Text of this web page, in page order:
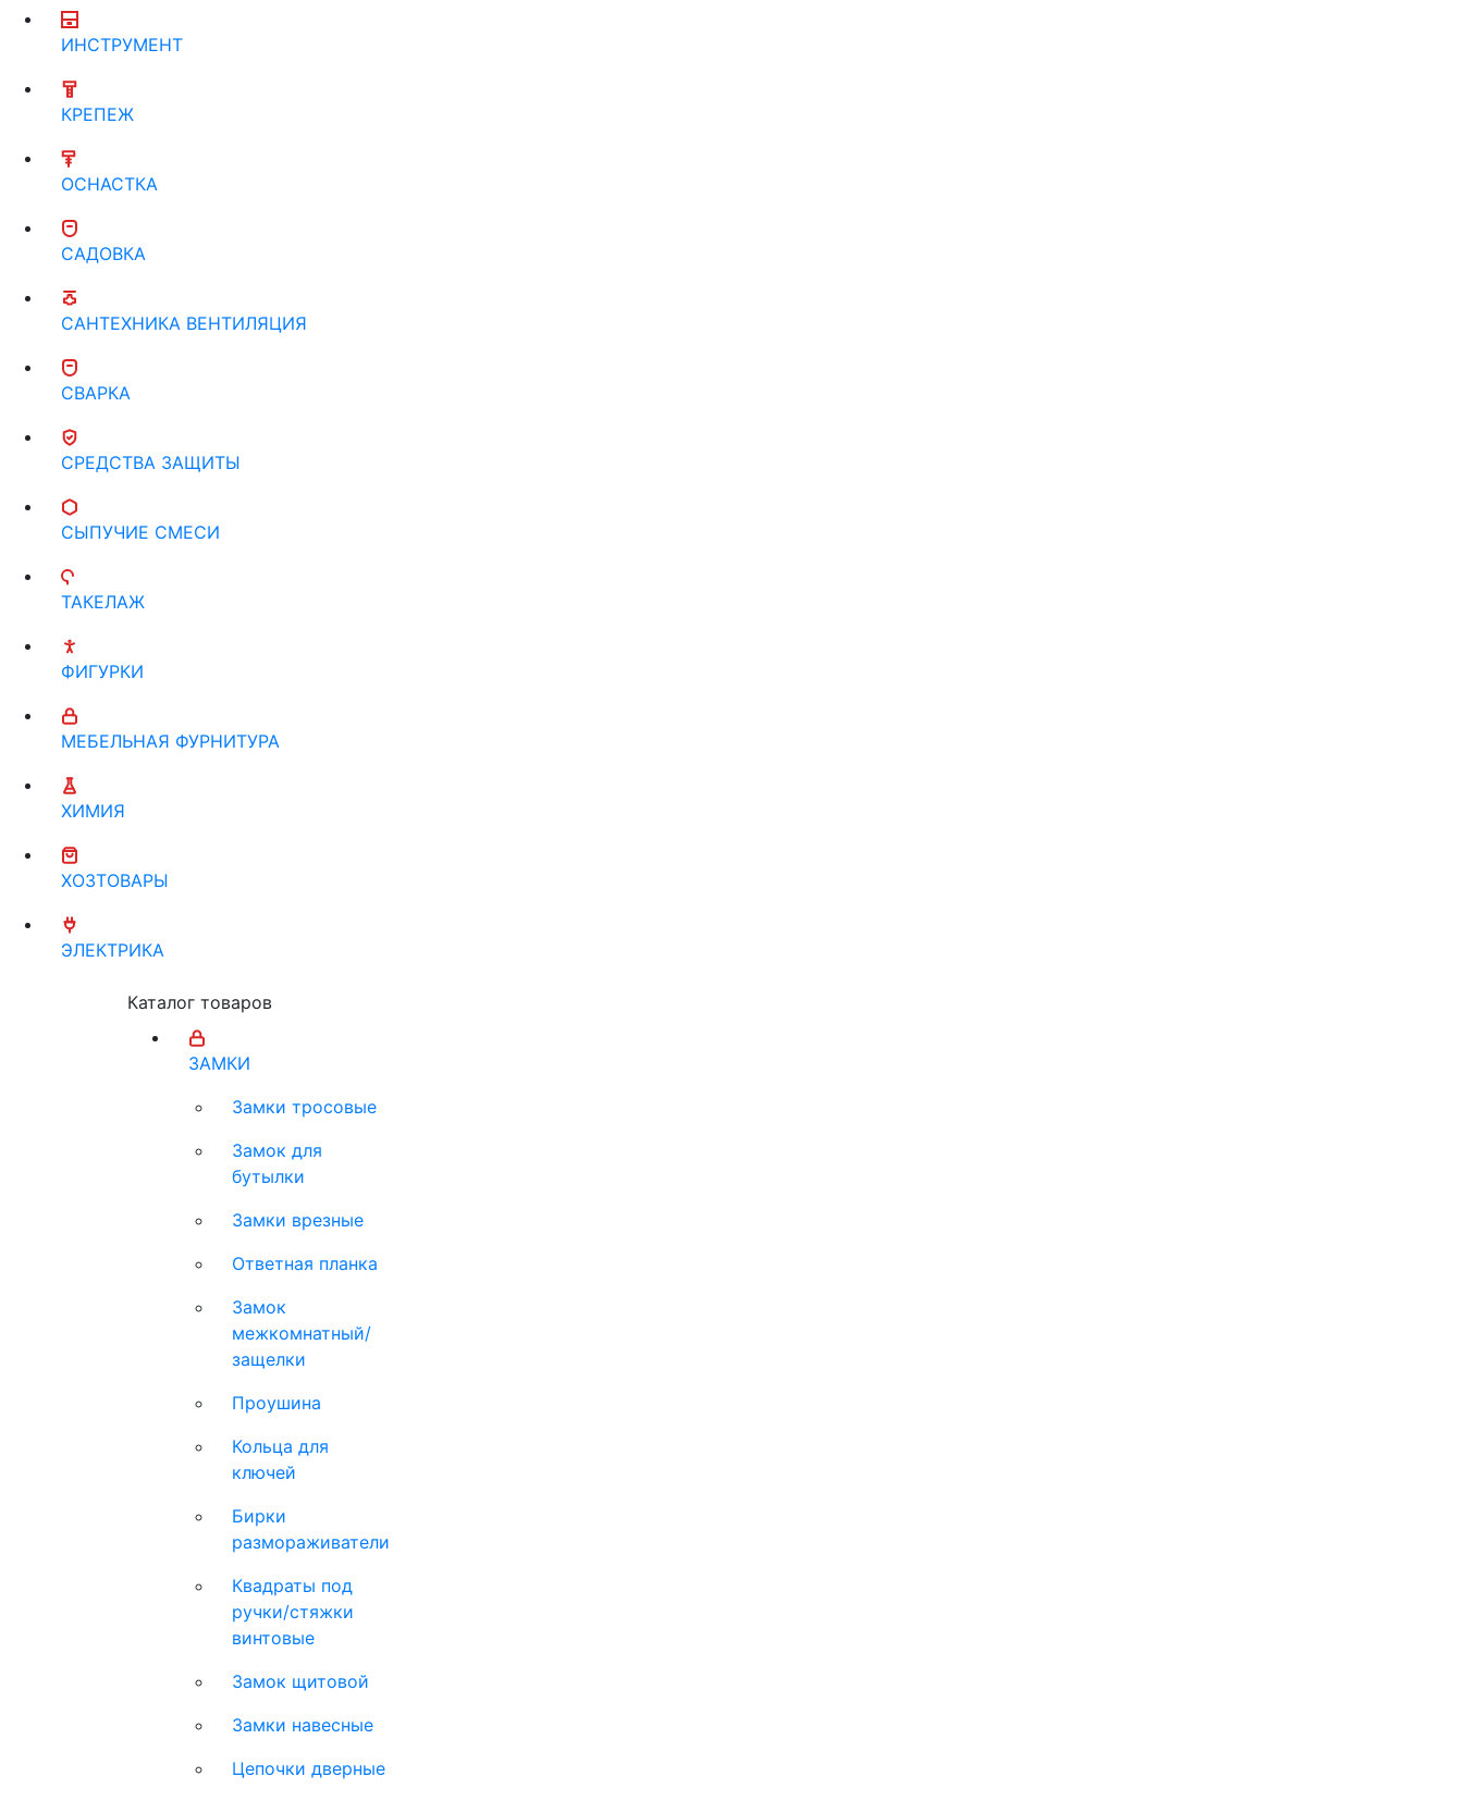
ИНСТРУМЕНТ
КРЕПЕЖ
ОСНАСТКА
САДОВКА
САНТЕХНИКА ВЕНТИЛЯЦИЯ
СВАРКА
СРЕДСТВА ЗАЩИТЫ
СЫПУЧИЕ СМЕСИ
ТАКЕЛАЖ
ФИГУРКИ
МЕБЕЛЬНАЯ ФУРНИТУРА
ХИМИЯ
ХОЗТОВАРЫ
ЭЛЕКТРИКА
Каталог товаров
ЗАМКИ
Замки тросовые
Замок для
бутылки
Замки врезные
Ответная планка
Замок
межкомнатный/
защелки
Проушина
Кольца для
ключей
Бирки
размораживатели
Квадраты под
ручки/стяжки
винтовые
Замок щитовой
Замки навесные
Цепочки дверные